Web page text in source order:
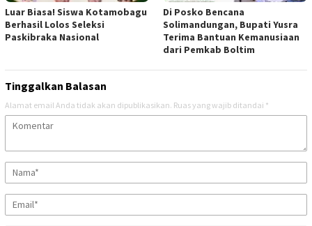
Luar Biasa! Siswa Kotamobagu
Berhasil Lolos Seleksi
Paskibraka Nasional
Di Posko Bencana
Solimandungan, Bupati Yusra
Terima Bantuan Kemanusiaan
dari Pemkab Boltim
Tinggalkan Balasan
Alamat email Anda tidak akan dipublikasikan. Ruas yang wajib ditandai *